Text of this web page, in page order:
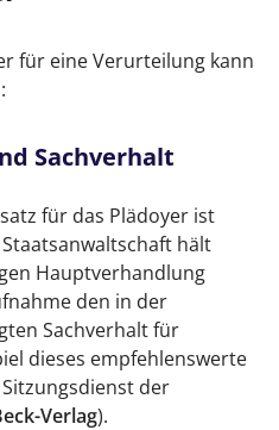
für eine Verurteilung kann
Sachverhalt
für das Plädoyer ist
hält
Hauptverhandlung
den in der
Sachverhalt für
dieses empfehlenswerte
der
Verlag).